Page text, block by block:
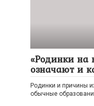
«Родинки на
означают и
Родинки и причины
обычные